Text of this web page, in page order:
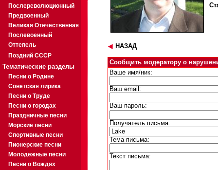
Послереволюционный
Предвоенный
Великая Отечественная
Послевоенный
Оттепель
Поздний СССР
Тематические разделы
Песни о Родине
Советская лирика
Песни о Труде
Песни о городах
Праздничные песни
Морские песни
Спортивные песни
Пионерские песни
Молодежные песни
Песни о Вождях
НАЗАД
Сообщить модератору о
Ваше имя/ник:
Ваш email:
Ваш пароль:
Получатель письма:
Тема письма:
Текст письма: